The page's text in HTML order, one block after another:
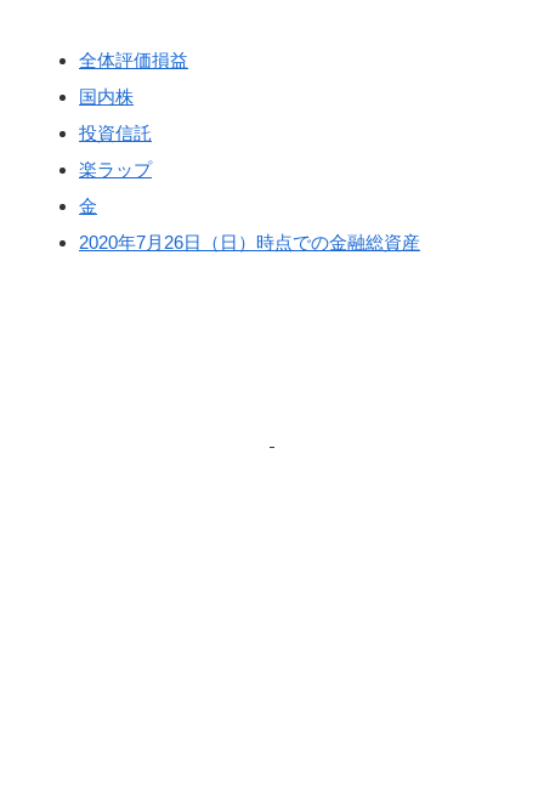
全体評価損益
国内株
投資信託
楽ラップ
金
2020年7月26日（日）時点での金融総資産